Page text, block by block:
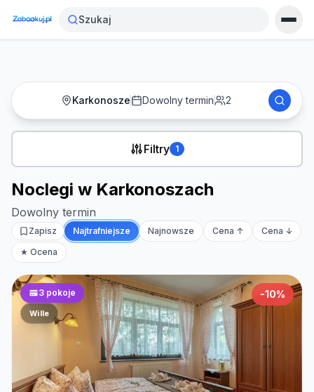
Strona główna›Noclegi
Szukaj
Karkonosze Dowolny termin 2
Filtry 1
Noclegi w Karkonoszach
Dowolny termin
Zapisz Najtrafniejsze Najnowsze Cena ↑
Cena ↓
★ Ocena
3 pokoje
Wille
-10%